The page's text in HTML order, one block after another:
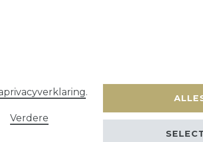
voorwaarden
.
Verdere